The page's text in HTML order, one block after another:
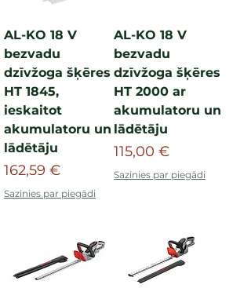
AL-KO 18 V
bezvadu
dzīvžoga šķēres
HT 1845,
ieskaitot
akumulatoru un
lādētāju
Cena
162,59 €
Sazinies par piegādi
AL-KO 18 V
bezvadu
dzīvžoga šķēres
HT 2000 ar
akumulatoru un
lādētāju
Cena
115,00 €
Sazinies par piegādi